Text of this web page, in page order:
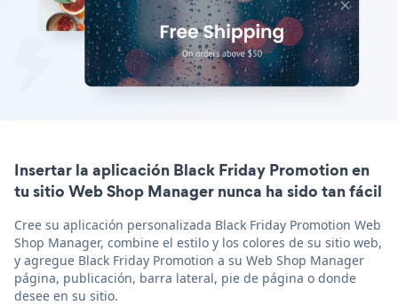
Insertar la aplicación Black Friday Promotion en
tu sitio Web Shop Manager nunca ha sido tan fácil
Cree su aplicación personalizada Black Friday Promotion Web
Shop Manager, combine el estilo y los colores de su sitio web,
y agregue Black Friday Promotion a su Web Shop Manager
página, publicación, barra lateral, pie de página o donde
desee en su sitio.